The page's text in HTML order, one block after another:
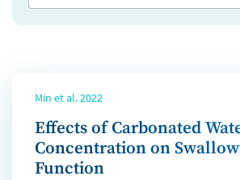
Min et al. 2022
Effects of Carbonated
Concentration on
Function